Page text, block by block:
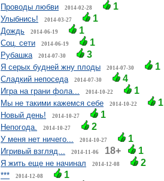
Проводы любви 2014-02-28 1
Улыбнись! 2014-03-27 1
Дождь 2014-06-19 1
Соц. сети 2014-06-19 1
Рубашка 2014-07-30 3
Я серых будней жну плоды 2014-07-30 1
Сладкий непоседа 2014-07-30 4
Игра на грани фола... 2014-10-22 1
Мы не такими кажемся себе 2014-10-22 1
Новый день! 2014-10-27 1
Непогода. 2014-10-27 2
У меня нет ничего... 2014-10-27 1
Игривый взгляд... 2014-11-06 18+ 1
Я жить еще не начинал 2014-12-08 2
*** 2014-12-08 1